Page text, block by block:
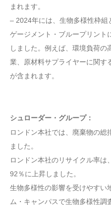
まれます。
– 2024年には、生物多様性枠
ゲージメント・ブループリント
しました。例えば、環境負荷
業、原材料サプライヤーに関す
が含まれます。
シュローダー・グループ：
ロンドン本社では、廃棄物の総
ました。
ロンドン本社のリサイクル率
92％に上昇しました。
生物多様性の影響を受けやすい
ム・キャンパスで生物多様性調